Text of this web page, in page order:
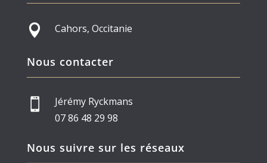
 Cahors, Occitanie
Nous contacter

Jérémy Ryckmans
07 86 48 29 98
Nous suivre sur les réseaux